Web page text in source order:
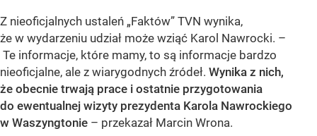
Z nieoficjalnych ustaleń „Faktów” TVN wynika,
że w wydarzeniu udział może wziąć Karol Nawrocki. –
Te informacje, które mamy, to są informacje bardzo
nieoficjalne, ale z wiarygodnych źródeł. Wynika z nich,
że obecnie trwają prace i ostatnie przygotowania
do ewentualnej wizyty prezydenta Karola Nawrockiego
w Waszyngtonie – przekazał Marcin Wrona.